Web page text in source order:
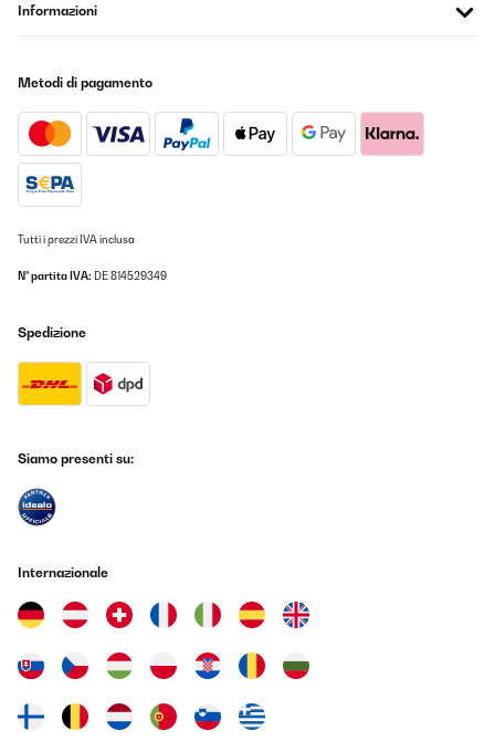
Informazioni
Metodi di pagamento
Tutti i prezzi IVA inclusa
N° partita IVA: DE 814529349
Spedizione
Siamo presenti su:
Internazionale